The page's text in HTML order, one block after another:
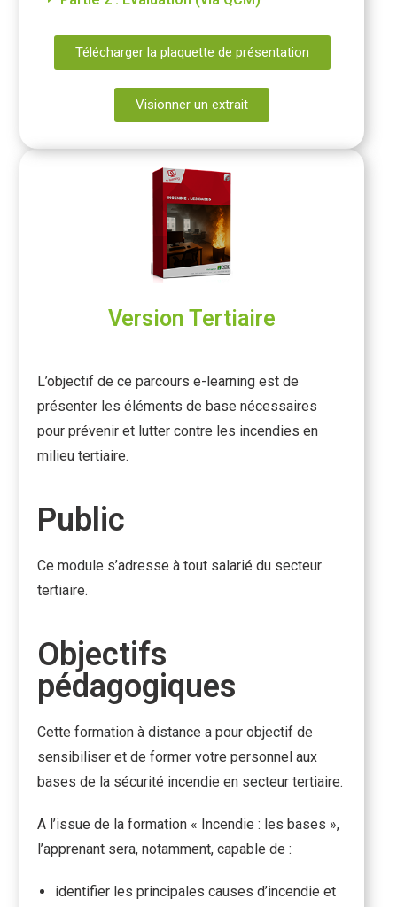
Télécharger la plaquette de présentation
Visionner un extrait
Version Tertiaire
L’objectif de ce parcours e-learning est de
présenter les éléments de base nécessaires
pour prévenir et lutter contre les incendies en
milieu tertiaire.
Public
Ce module s’adresse à tout salarié du secteur
tertiaire.
Objectifs
pédagogiques
Cette formation à distance a pour objectif de
sensibiliser et de former votre personnel aux
bases de la sécurité incendie en secteur tertiaire.
A l’issue de la formation « Incendie : les bases »,
l’apprenant sera, notamment, capable de :
identifier les principales causes d’incendie et